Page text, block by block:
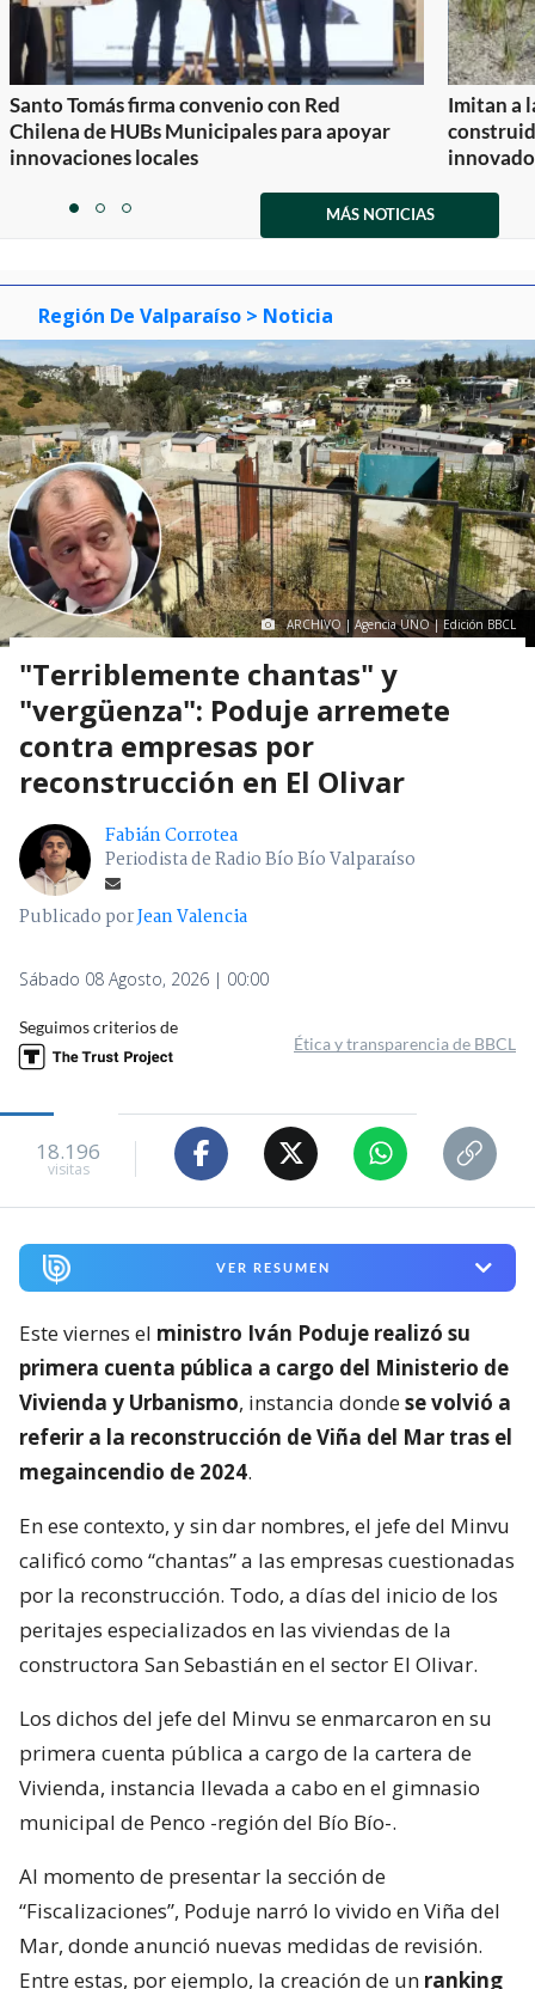
Santo Tomás firma convenio con Red
Chilena de HUBs Municipales para apoyar
innovaciones locales
Imitan a
itemitemitem
MÁS NOTICIAS
Región De Valparaíso > Noticia
ARCHIVO | Agencia UNO | Edición BBCL
"Terriblemente chantas" y
"vergüenza": Poduje arremete
contra empresas por
reconstrucción en El Olivar
Fabián Corrotea
Periodista de Radio Bío Bío Valparaíso
Publicado porJean Valencia
Sábado 08 Agosto, 2026 | 00:00
Seguimos criterios de
Ética y transparencia de BBCL
18.196
visitas
VER RESUMEN
Este viernes el ministro Iván Poduje realizó su
primera cuenta pública a cargo del Ministerio de
Vivienda y Urbanismo, instancia dondese volvió a
referir a la reconstrucción de Viña del Mar tras el
megaincendio de 2024.
En ese contexto, y sin dar nombres, el jefe del Minvu
calificó como “chantas” a las empresas cuestionadas
por la reconstrucción. Todo, a días del inicio de los
peritajes especializados en las viviendas de la
constructora San Sebastián en el sector El Olivar.
Los dichos del jefe del Minvu se enmarcaron en su
primera cuenta pública a cargo de la cartera de
Vivienda, instancia llevada a cabo en el gimnasio
municipal de Penco -región del Bío Bío-.
Al momento de presentar la sección de
“Fiscalizaciones”, Poduje narró lo vivido en Viña del
Mar, donde anunció nuevas medidas de revisión.
Entre estas, por ejemplo, la creación de un ranking